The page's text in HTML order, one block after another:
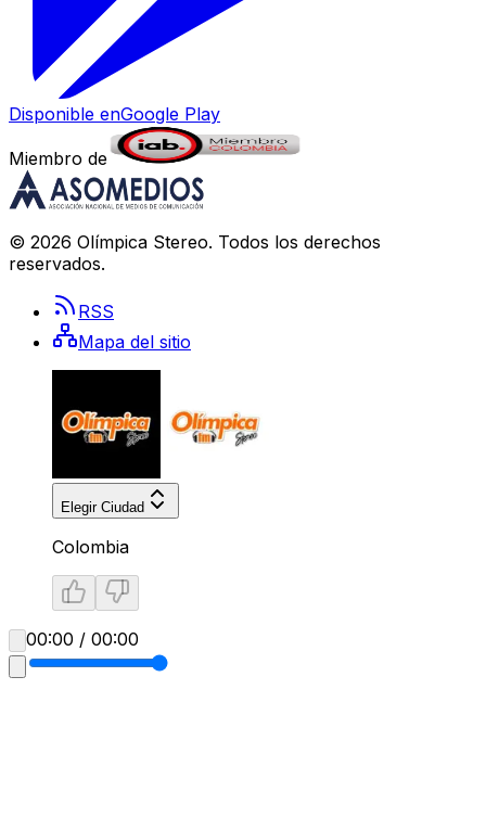
Disponible enGoogle Play
Miembro de
© 2026 Olímpica Stereo. Todos los derechos
reservados.
RSS
Mapa del sitio
Elegir Ciudad
Colombia
00:00 / 00:00